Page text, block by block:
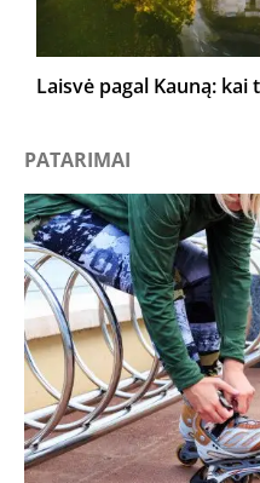
Laisvė pagal Kauną:
PATARIMAI